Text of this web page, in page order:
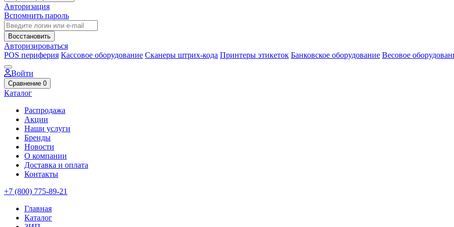
Авторизация
Вспомнить пароль
Восстановить
Авторизироваться
POS периферия Кассовое оборудование Сканеры штрих-кода Принтеры этикеток Банковское оборудование Весовое
Войти
Сравнение 0
Каталог
Распродажа
Акции
Наши услуги
Бренды
Новости
О компании
Доставка и оплата
Контакты
+7 (800) 775-89-21
Главная
Каталог